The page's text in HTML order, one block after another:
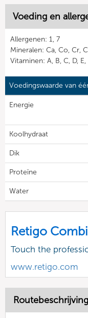
Voeding en
Allergenen: 1, 7
Mineralen: Ca, Co, Cr,
Vitaminen: A, B, C, D,
Voedingswaarde van
Energie
Koolhydraat
Dik
Proteïne
Water
Retigo
Touch the
www.retigo.com
Routebeschrijving